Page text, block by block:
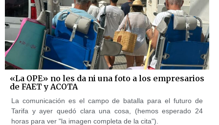
«La OPE» no les da ni una foto a los empresarios
de FAET y ACOTA
La comunicación es el campo de batalla para el futuro de
Tarifa y ayer quedó clara una cosa, (hemos esperado 24
horas para ver "la imagen completa de la cita").